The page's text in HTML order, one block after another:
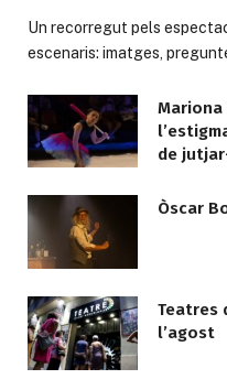
Un recorregut pels
escenaris: imatges,
Mariona
de
Òscar
Teatres
l’agost